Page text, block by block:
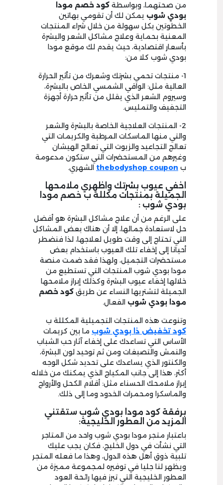
من صحتهما، وبواسطة كود خصم مودا
بودي شوب يمكن لك أن تقومي بهاتين
الخطوتين بكل سهولة من خلال شراء المنتجات
المعنية بحماية وعلاج مشاكل الشعر والبشرة
بأسعار اقتصادية، حيث يقدم لك موقع مودا
بودي شوب كلا من:
1- منتجات تحمي بشرتك وشعرك من تأثير الحرارة
العالية مثل: الواقي الشمسي الخاص بالبشرة،
وسيروم الشعر الذي يقلل من تأثير حرارة أجهزة
التجفيف والتمليس.
2- المنتجات العلاجية الخاصة بالبشرة والشعر
والتي منها الماسكات المرطبة والكريمات التي
تعالج التجاعيد والزيوت التي تعالج الهيشان
وغيرهم من المستحضرات التي ستكون مدعومة
ب thebodyshop coupon الشهري.
اخفي عيوب بشرتك واظهري ملامحها
الجميلة بمنتجات مكللة ب خصم مودا
بودي شوب :
على الرغم من أن علاج مشاكل البشرة هو أفضل
حل لاستعادة جمالها، إلا أن هناك بعض المشاكل
التي تحتاج إلى وقت طويل لعلاجها، لذا فنضطر
أحيانا إلى إخفاء تلك العيوب باستخدام بعض
مستحضرات التجميل، ولهذا فقد ضمت منصة
مودا بودي شوب المنتجات التي تستطيع من
خلالها إخفاء عيوب البشرة وكذلك إبراز ملامحها
الجميلة لتشتريها النساء عن طريق كود خصم
مودا بودي شوب الفعال.
وتنوعت هذه المنتجات التجميلية المكللة ب
كود تخفيض ذا بودي شوب ما بين كريمات
الأساس التي تساعدك على إخفاء آثار حب الشباب
والنمش والتصبغات ومن ثم توحيد لون البشرة،
والكنتور الذي يساعدك على تحديد شكل الوجه
أكثر، هذا إلى جانب المكياج الذي يمكنك من خلاله
إبراز ملامحك الحسناء مثل: أقلام الكحل والأرواج
والماسكرا ومحمرات الخدود وما إلى ذلك.
برفقة كود مودا بودي شوب ستقتني
المزيد من العطور الخليجية:
باعتبار متجر مودا بودي شوب واحد من المتاجر
التي نشأت في دول الخليج، فكان يجب عليك
تلبية ذوق أهل هذه الدول، وهذا ما فعله المتجر
ويظهر لنا جليا في توفيره لمجموعة مميزة من
العطور الخليجية التي تبرز فيها رائحة العود